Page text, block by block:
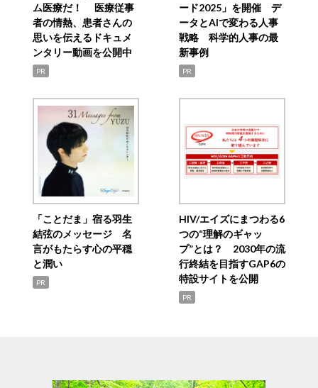
ム医療だ！ 医療従事
者の情熱、患者さんの
思いを伝えるドキュメ
ンタリー動画を公開中
PR
ード2025」を開催 デ
ータとAIで変わる人事
戦略 科学的人事の最
新事例
PR
「ことだま」宿る羽生
結弦のメッセージ 名
言がもたらす心の平穏
と潤い
PR
HIV/エイズにまつわる6
つの“理解のギャッ
プ”とは？ 2030年の流
行終結を目指すGAP6の
特設サイトを公開
PR